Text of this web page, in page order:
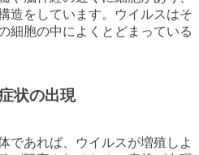
造をしています。ウイルスはそ
細胞の中によくとどまっている
状の出現
であれば、ウイルスが増殖しよ